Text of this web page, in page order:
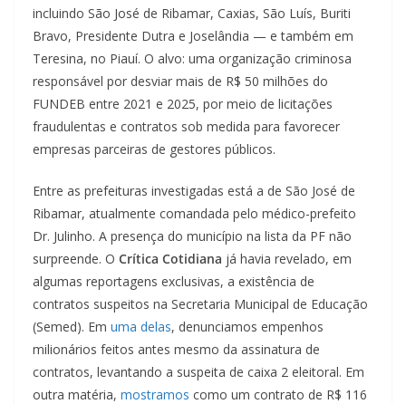
incluindo São José de Ribamar, Caxias, São Luís, Buriti
Bravo, Presidente Dutra e Joselândia — e também em
Teresina, no Piauí. O alvo: uma organização criminosa
responsável por desviar mais de R$ 50 milhões do
FUNDEB entre 2021 e 2025, por meio de licitações
fraudulentas e contratos sob medida para favorecer
empresas parceiras de gestores públicos.
Entre as prefeituras investigadas está a de São José de
Ribamar, atualmente comandada pelo médico-prefeito
Dr. Julinho. A presença do município na lista da PF não
surpreende. O Crítica Cotidiana já havia revelado, em
algumas reportagens exclusivas, a existência de
contratos suspeitos na Secretaria Municipal de Educação
(Semed). Em uma delas, denunciamos empenhos
milionários feitos antes mesmo da assinatura de
contratos, levantando a suspeita de caixa 2 eleitoral. Em
outra matéria, mostramos como um contrato de R$ 116